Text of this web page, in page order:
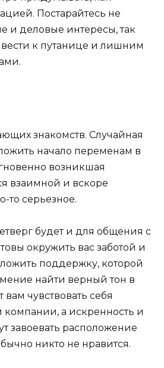
Постарайтесь не
и деловые интересы, так
к путанице и лишним
знакомств. Случайная
начало переменам в
возникшая
взаимной и вскоре
то серьезное.
будет и для общения с
окружить вас заботой и
поддержку, которой
найти верный тон в
чувствовать себя
а искренность и
завоевать расположение
никто не нравится.